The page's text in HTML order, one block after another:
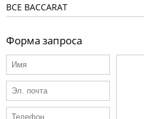
ВСЕ BACCARAT
Форма запроса